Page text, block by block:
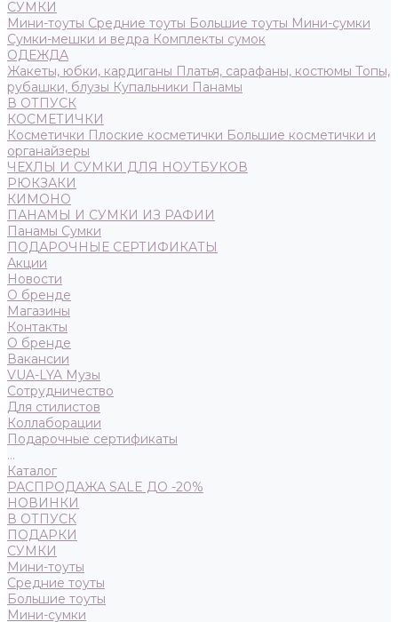
СУМКИ
Мини-тоуты Средние тоуты Большие тоуты Мини-сумки
Сумки-мешки и ведра Комплекты сумок
ОДЕЖДА
Жакеты, юбки, кардиганы Платья, сарафаны, костюмы Топы,
рубашки, блузы Купальники Панамы
В ОТПУСК
КОСМЕТИЧКИ
Косметички Плоские косметички Большие косметички и
органайзеры
ЧЕХЛЫ И СУМКИ ДЛЯ НОУТБУКОВ
РЮКЗАКИ
КИМОНО
ПАНАМЫ И СУМКИ ИЗ РАФИИ
Панамы Сумки
ПОДАРОЧНЫЕ СЕРТИФИКАТЫ
Акции
Новости
О бренде
Магазины
Контакты
О бренде
Вакансии
VUA-LYA Музы
Сотрудничество
Для стилистов
Коллаборации
Подарочные сертификаты
...
Каталог
РАСПРОДАЖА SALE ДО -20%
НОВИНКИ
В ОТПУСК
ПОДАРКИ
СУМКИ
Мини-тоуты
Средние тоуты
Большие тоуты
Мини-сумки